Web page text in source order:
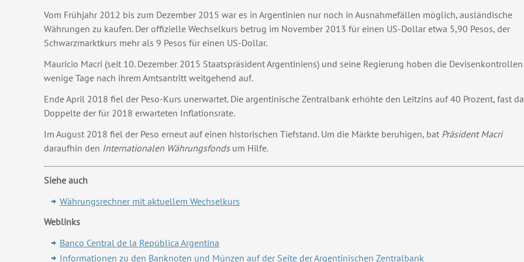
Vom Frühjahr 2012 bis zum Dezember 2015 war es in Argentinien nur noch in Ausnahmefällen möglich, ausländische
Währungen zu kaufen. Der offizielle Wechselkurs betrug im November 2013 für einen US-Dollar etwa 5,90 Pesos, der
Schwarzmarktkurs mehr als 9 Pesos für einen US-Dollar.
Mauricio Macri (seit 10. Dezember 2015 Staatspräsident Argentiniens) und seine Regierung hoben die Devisenkontrollen
wenige Tage nach ihrem Amtsantritt weitgehend auf.
Ende April 2018 fiel der Peso-Kurs unerwartet. Die argentinische Zentralbank erhöhte den Leitzins auf 40 Prozent, fast
Doppelte der für 2018 erwarteten Inflationsrate.
Im August 2018 fiel der Peso erneut auf einen historischen Tiefstand. Um die Märkte beruhigen, bat Präsident Macri
daraufhin den Internationalen Währungsfonds um Hilfe.
Siehe auch
Währungsrechner mit aktuellem Wechselkurs
Weblinks
Banco Central de la República Argentina
Informationen zu den Banknoten und Münzen auf der Seite der Argentinischen Zentralbank